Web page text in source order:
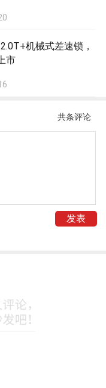
机械式差速锁，
市
共条评论